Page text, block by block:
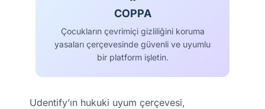
COPPA
Çocukların çevrimiçi gizliliğini koruma
yasaları çerçevesinde güvenli ve uyumlu
bir platform işletin.
Udentify’ın hukuki uyum çerçevesi,